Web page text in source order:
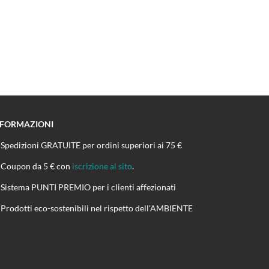
Spedizioni GRATUITE per ordini superiori ai 75 €
Coupon da 5 € con iscrizione al sito.
Sistema PUNTI PREMIO per i clienti affezionati
Prodotti eco-sostenibili nel rispetto dell'AMBIENTE